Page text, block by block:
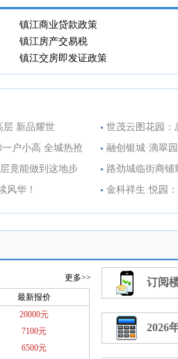
镇江商业贷款政策
镇江房产交易税
镇江交房即发证政策
层 新品耀世
户小高 全城热抢
竟能做到这地步
风华！
世茂云图花园：
融创银城·滴翠
路劲城临街商铺
金科祥生·悦园
更多>>
最新报价
20000元
7100元
6500元
订阅
2026